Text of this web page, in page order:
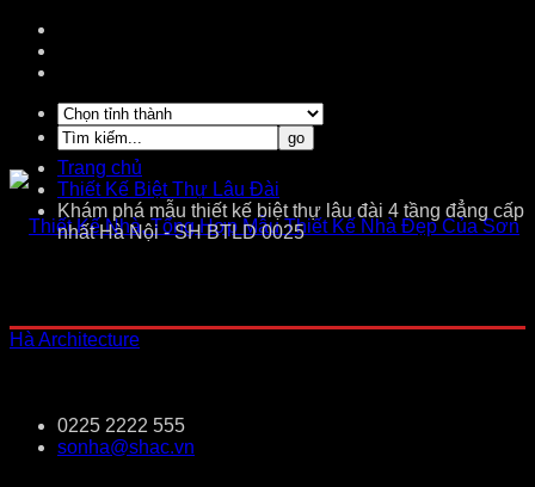
0225 2222 555
sonha@shac.vn
Trang chủ
Thiết Kế Biệt Thự Lâu Đài
Khám phá mẫu thiết kế biệt thự lâu đài 4 tầng đẳng cấp
nhất Hà Nội - SH BTLD 0025